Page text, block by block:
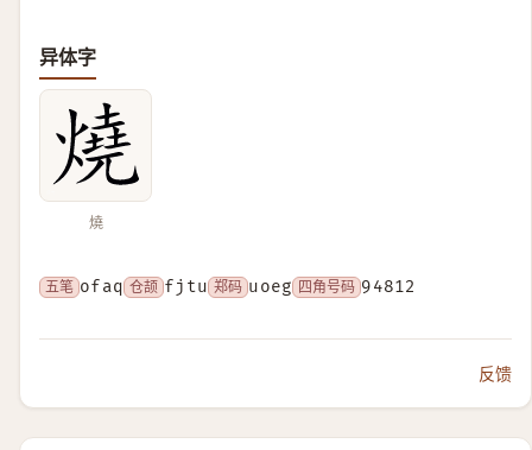
异体字
燒
五笔 ofaq 仓颉 fjtu 郑码 uoeg 四角号码 94812
反馈